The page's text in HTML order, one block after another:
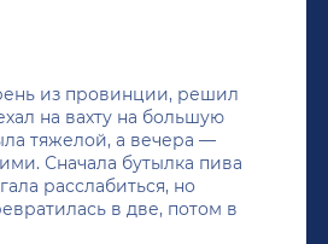
из провинции, решил
на вахту на большую
тяжелой, а вечера —
Сначала бутылка пива
расслабиться, но
в две, потом в
и вот он уже пил почти